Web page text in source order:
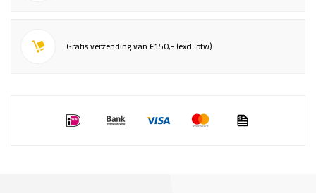
Gratis verzending van €150,- (excl. btw)